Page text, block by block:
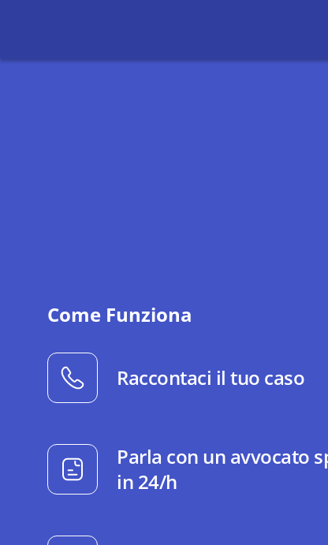
Come Funziona
Raccontaci il tuo caso
Parla con un avvocato
in 24/h